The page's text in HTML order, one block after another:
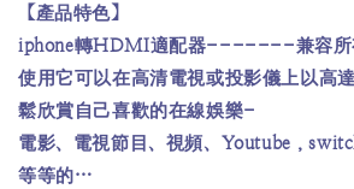
【產品特色】
iphone轉HDMI適配器-------兼容所
使用它可以在高清電視或投影儀上以高
鬆欣賞自己喜歡的在線娛樂-
電影、電視節目、視頻、Youtube，
等等的…